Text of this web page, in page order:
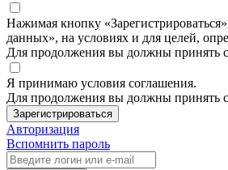
Нажимая кнопку
данных», на условиях и для целей,
Для продолжения вы должны принять
Я принимаю условия соглашения.
Для продолжения вы должны принять
Зарегистрироваться
Авторизация
Вспомнить пароль